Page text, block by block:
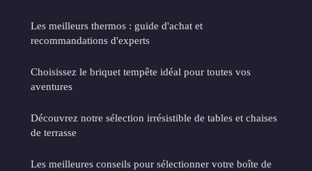
Les meilleurs thermos : guide d'achat et
recommandations d'experts
Choisissez le briquet tempête idéal pour toutes vos
aventures
Découvrez notre sélection irrésistible de tables et chaises
de terrasse
Les meilleures conseils pour sélectionner votre boîte de